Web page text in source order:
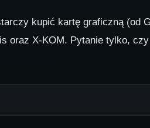
kupić kartę graficzną (od
oraz X-KOM. Pytanie tylko,